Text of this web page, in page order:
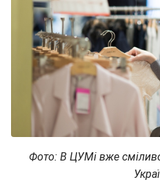
Фото: В ЦУМі вже